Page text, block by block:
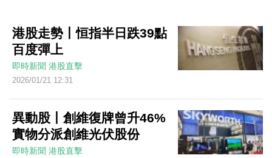
港股走勢丨恒指半日跌39點
百度彈上
即時新聞 港股直擊
2026/01/21 12:31
異動股丨創維復牌曾升46%
實物分派創維光伏股份
即時新聞 港股直擊